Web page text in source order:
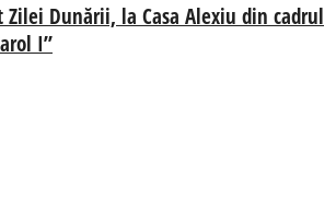
Zilei Dunării, la Casa Alexiu din cadrul
I”